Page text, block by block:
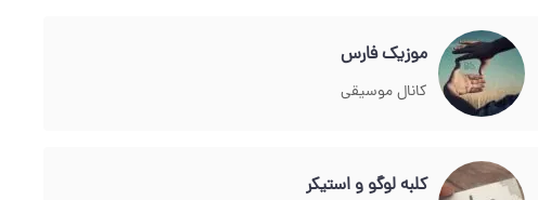
موزیک فارس
کانال موسیقی
کلبه لوگو و استیکر